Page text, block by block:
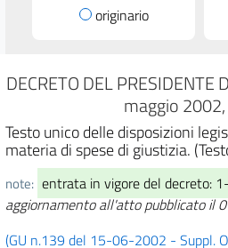
originario
DECRETO DEL PRESIDENTE
maggio
Testo unico delle disposizioni
materia di spese di giustizia.
note: entrata in vigore del decreto:
aggiornamento all'atto pubblicato il
(GU n.139 del 15-06-2002 - Suppl.